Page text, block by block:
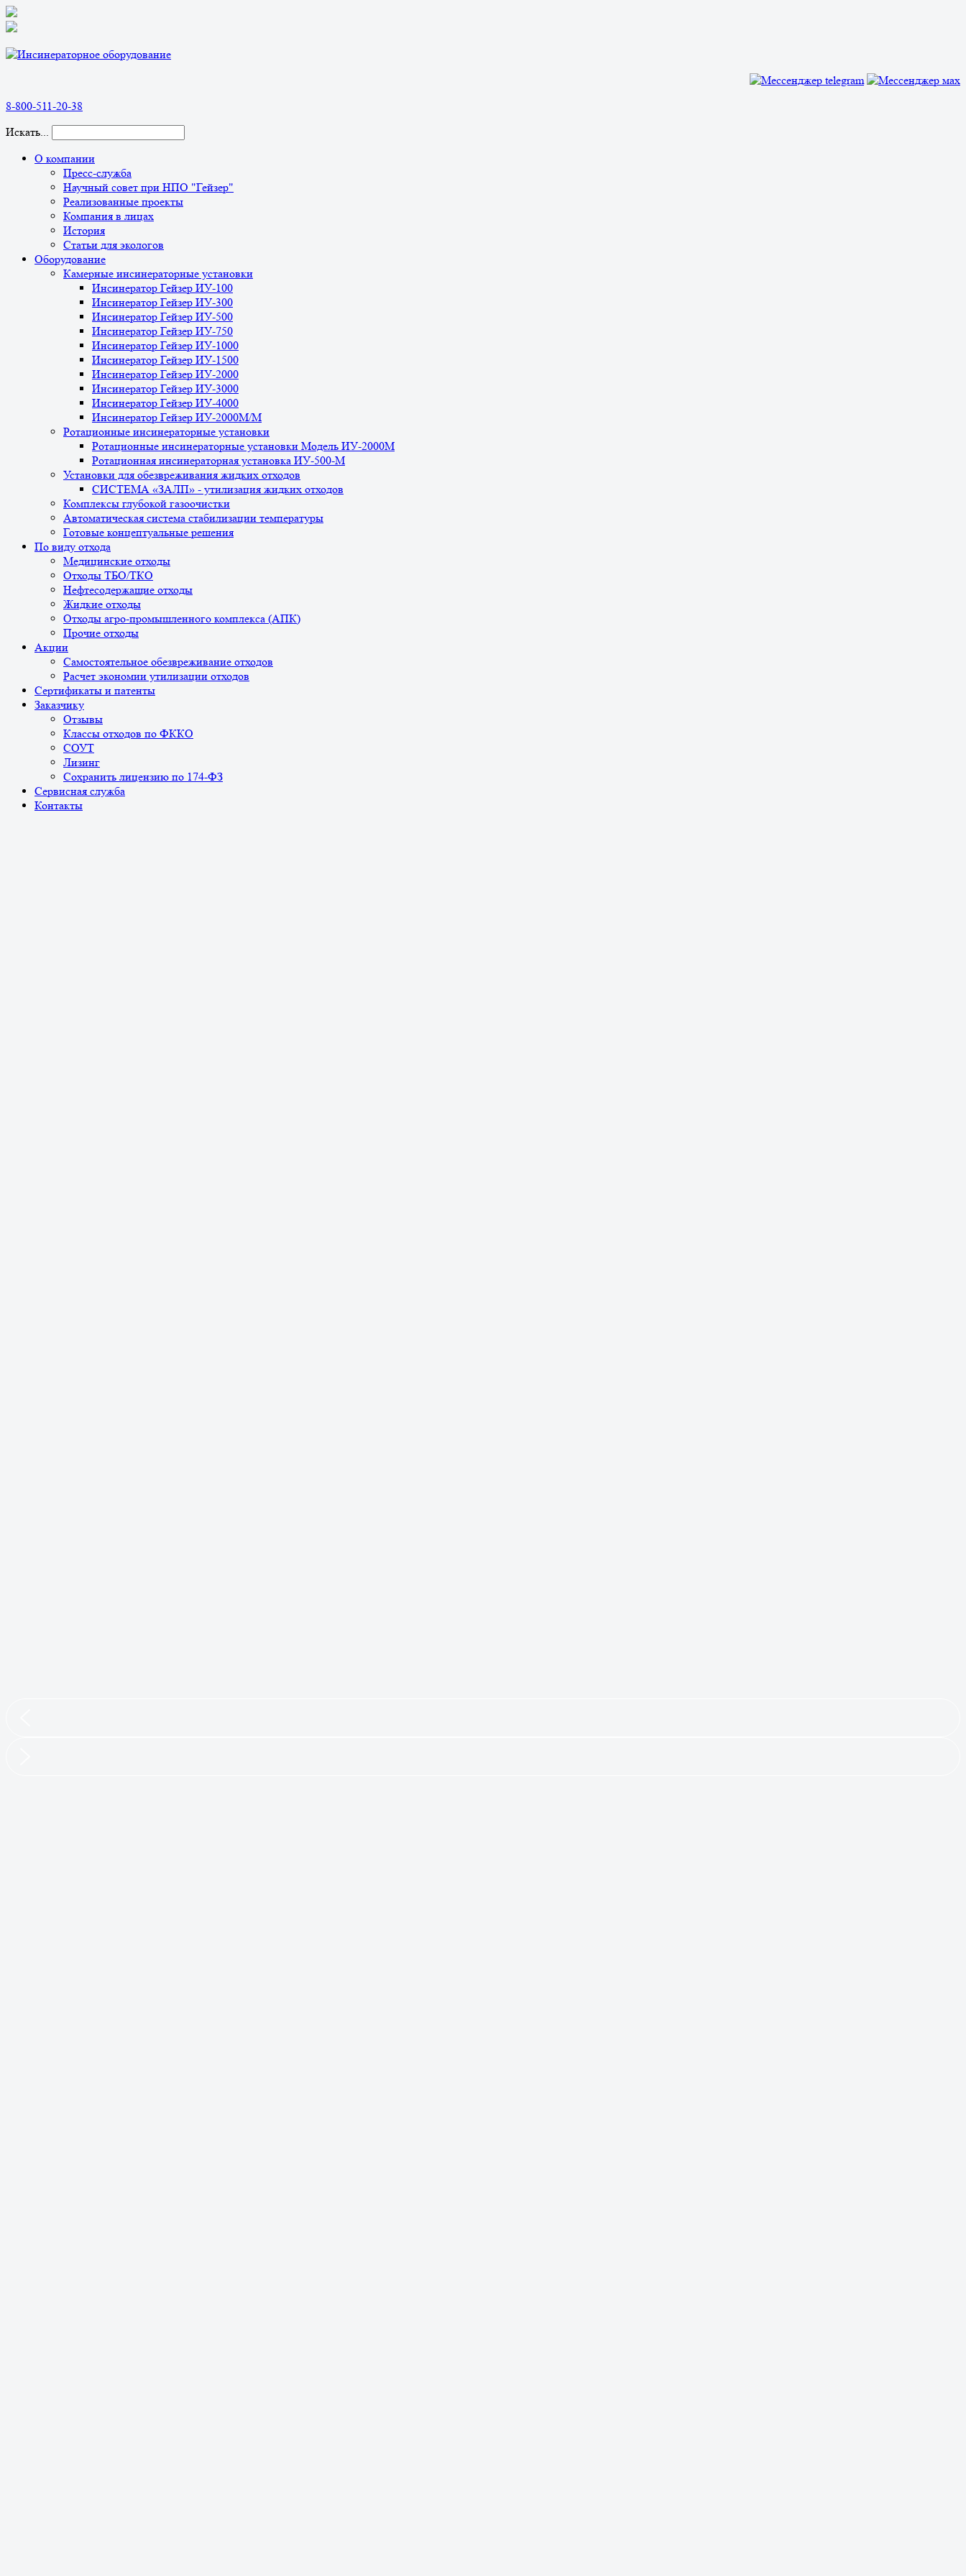
8-800-511-20-38
Искать...
О компании
Пресс-служба
Научный совет при НПО "Гейзер"
Реализованные проекты
Компания в лицах
История
Статьи для экологов
Оборудование
Камерные инсинераторные установки
Инсинератор Гейзер ИУ-100
Инсинератор Гейзер ИУ-300
Инсинератор Гейзер ИУ-500
Инсинератор Гейзер ИУ-750
Инсинератор Гейзер ИУ-1000
Инсинератор Гейзер ИУ-1500
Инсинератор Гейзер ИУ-2000
Инсинератор Гейзер ИУ-3000
Инсинератор Гейзер ИУ-4000
Инсинератор Гейзер ИУ-2000М/М
Ротационные инсинераторные установки
Ротационные инсинераторные установки Модель ИУ-2000М
Ротационная инсинераторная установка ИУ-500-М
Установки для обезвреживания жидких отходов
СИСТЕМА «ЗАЛП» - утилизация жидких отходов
Комплексы глубокой газоочистки
Автоматическая система стабилизации температуры
Готовые концептуальные решения
По виду отхода
Медицинские отходы
Отходы ТБО/ТКО
Нефтесодержащие отходы
Жидкие отходы
Отходы агро-промышленного комплекса (АПК)
Прочие отходы
Акции
Самостоятельное обезвреживание отходов
Расчет экономии утилизации отходов
Сертификаты и патенты
Заказчику
Отзывы
Классы отходов по ФККО
СОУТ
Лизинг
Сохранить лицензию по 174-ФЗ
Сервисная служба
Контакты